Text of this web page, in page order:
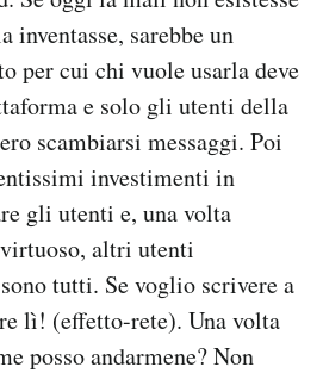
inventasse, sarebbe un
per cui chi vuole usarla deve
e solo gli utenti della
scambiarsi messaggi. Poi
investimenti in
gli utenti e, una volta
altri utenti
tutti. Se voglio scrivere a
lì! (effetto-rete). Una volta
posso andarmene? Non